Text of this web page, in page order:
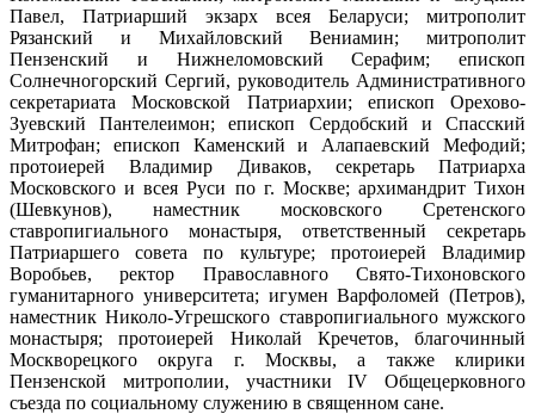
Павел, Патриарший экзарх всея Беларуси; митрополит
Рязанский и Михайловский Вениамин; митрополит
Пензенский и Нижнеломовский Серафим; епископ
Солнечногорский Сергий, руководитель Административного
секретариата Московской Патриархии; епископ Орехово-
Зуевский Пантелеимон; епископ Сердобский и Спасский
Митрофан; епископ Каменский и Алапаевский Мефодий;
протоиерей Владимир Диваков, секретарь Патриарха
Московского и всея Руси по г. Москве; архимандрит Тихон
(Шевкунов), наместник московского Сретенского
ставропигиального монастыря, ответственный секретарь
Патриаршего совета по культуре; протоиерей Владимир
Воробьев, ректор Православного Свято-Тихоновского
гуманитарного университета; игумен Варфоломей (Петров),
наместник Николо-Угрешского ставропигиального мужского
монастыря; протоиерей Николай Кречетов, благочинный
Москворецкого округа г. Москвы, а также клирики
Пензенской митрополии, участники IV Общецерковного
съезда по социальному служению в священном сане.